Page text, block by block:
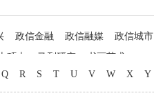
政信金融 政信融媒 政信城市
硕士 马列研究
书画艺术
Q R S T U V W X Y